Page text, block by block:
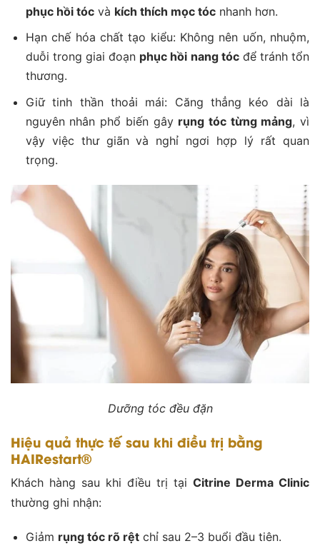
phục hồi tócvà kích thích mọc tócnhanh hơn.
Hạn chế hóa chất tạo kiểu: Không nên uốn, nhuộm,
duỗi trong giai đoạn phục hồi nang tócđể tránh tổn
thương.
Giữ tinh thần thoải mái: Căng thẳng kéo dài là
nguyên nhân phổ biến gây rụng tóc từng mảng, vì
vậy việc thư giãn và nghỉ ngơi hợp lý rất quan
trọng.
Dưỡng tóc đều đặn
Hiệu quả thực tế sau khi điều trị bằng
HAIRestart®
Khách hàng sau khi điều trị tại Citrine Derma Clinic
thường ghi nhận:
Giảm rụng tóc rõ rệtchỉ sau 2–3 buổi đầu tiên.